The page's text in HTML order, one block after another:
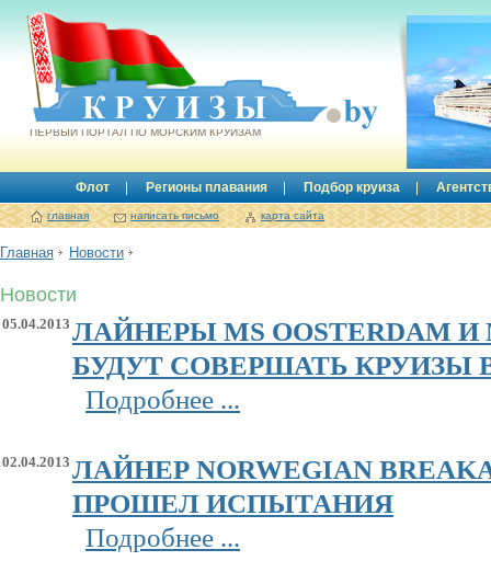
Круизы.by
ПЕРВЫЙ ПОРТАЛ ПО МОРСКИМ КРУИЗАМ
Флот Регионы плавания Подбор круиза
главная написать письмо карта сайта
Главная Новости
Новости
05.04.2013 ЛАЙНЕРЫ MS OOSTERDAM И
БУДУТ СОВЕРШАТЬ КРУИЗЫ В
Подробнее ...
02.04.2013 ЛАЙНЕР NORWEGIAN
ПРОШЕЛ ИСПЫТАНИЯ
Подробнее ...